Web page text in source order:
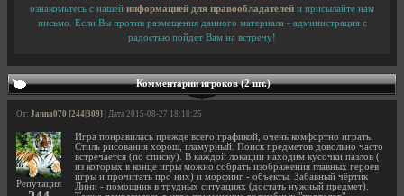
ознакомьтесь с нашей информацией для правообладателей и присылайте нам
письмо. Если Вы против размещения данного материала - администрация с
радостью пойдет Вам на встречу!
Комментарии игроков (2 шт.)
От: Janna070 [244|309] | Дата 2015-08-27 18:18:25
Репутация
Игра понравилась прежде всего графикой, очень комфортно играть.
Стиль рисования хорош, гламурный. Поиск предметов довольно часто
встречается (по списку). В каждой локации находим кусочки пазлов (
из которых в конце игры можно собрать изображения главных героев
игры и прочитать про них) и морфинг - объекты. Забавный чёртик
Лини - помощник в трудных ситуациях (достать нужный предмет).